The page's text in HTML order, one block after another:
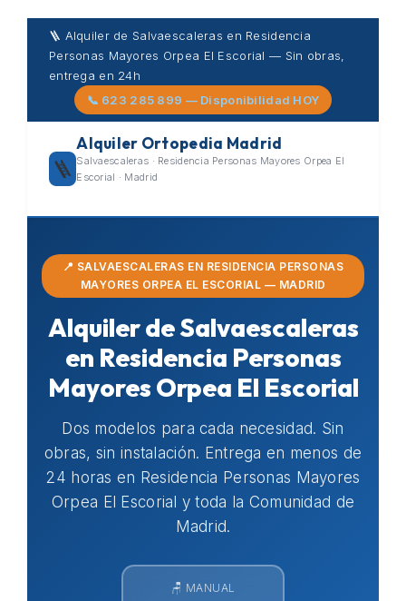
Skip
content
🪜 Alquiler de Salvaescaleras en Residencia
Personas Mayores Orpea El Escorial — Sin obras,
entrega en 24h
📞 623 285 899 — Disponibilidad HOY
🪜
Alquiler Ortopedia Madrid
Salvaescaleras · Residencia Personas Mayores Orpea El
Escorial · Madrid
📍 SALVAESCALERAS EN RESIDENCIA PERSONAS
MAYORES ORPEA EL ESCORIAL — MADRID
Alquiler de Salvaescaleras
en Residencia Personas
Mayores Orpea El Escorial
Dos modelos para cada necesidad. Sin
obras, sin instalación. Entrega en menos de
24 horas en Residencia Personas Mayores
Orpea El Escorial y toda la Comunidad de
Madrid.
🪑 MANUAL